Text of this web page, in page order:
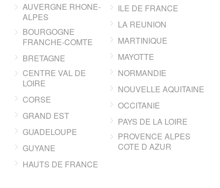
AUVERGNE RHONE-
ALPES
BOURGOGNE
FRANCHE-COMTE
BRETAGNE
CENTRE VAL DE
LOIRE
CORSE
GRAND EST
GUADELOUPE
GUYANE
HAUTS DE FRANCE
ILE DE FRANCE
LA REUNION
MARTINIQUE
MAYOTTE
NORMANDIE
NOUVELLE AQUITAINE
OCCITANIE
PAYS DE LA LOIRE
PROVENCE ALPES
COTE D AZUR